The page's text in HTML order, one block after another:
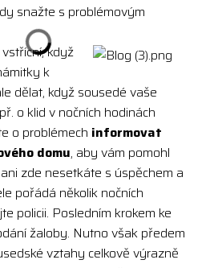
snažte s problémovým
když
k
dělat, když sousedé vaše
o klid v nočních hodinách
o problémech informovat
domu, aby vám pomohl
zde nesetkáte s úspěchem a
pořádá několik nočních
policii. Posledním krokem ke
žaloby. Nutno však předem
vztahy celkově výrazně